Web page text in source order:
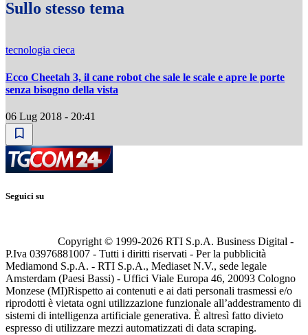
Sullo stesso tema
tecnologia cieca
Ecco Cheetah 3, il cane robot che sale le scale e apre le porte
senza bisogno della vista
06 Lug 2018 - 20:41
Seguici su
Copyright © 1999-2026 RTI S.p.A. Business Digital -
P.Iva 03976881007 - Tutti i diritti riservati - Per la pubblicità
Mediamond S.p.A. - RTI S.p.A., Mediaset N.V., sede legale
Amsterdam (Paesi Bassi) - Uffici Viale Europa 46, 20093 Cologno
Monzese (MI)Rispetto ai contenuti e ai dati personali trasmessi e/o
riprodotti è vietata ogni utilizzazione funzionale all’addestramento di
sistemi di intelligenza artificiale generativa. È altresì fatto divieto
espresso di utilizzare mezzi automatizzati di data scraping.